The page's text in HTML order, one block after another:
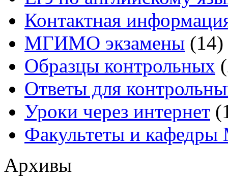
Контактная
МГИМО экзамены (14)
Образцы контрольных
Ответы для
Уроки через интернет
Факультеты и
Архивы